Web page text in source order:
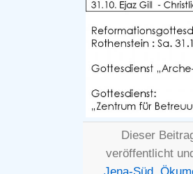
Dieser
veröffentlicht
Jena-Süd,